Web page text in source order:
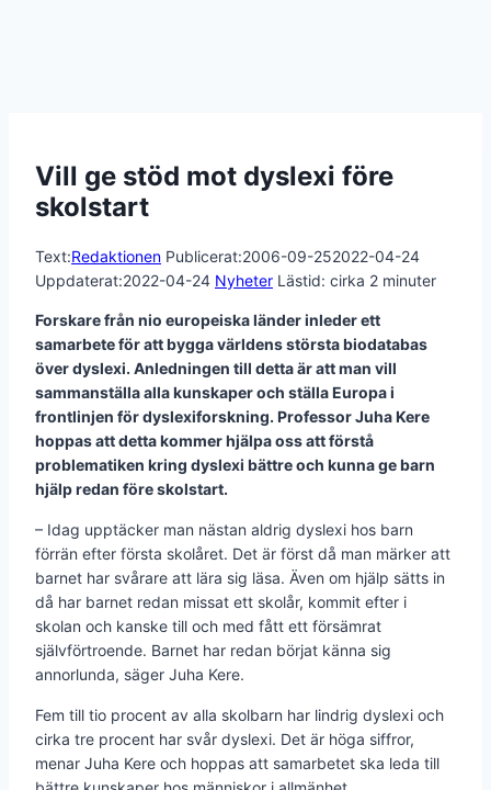
Vill ge stöd mot dyslexi före
skolstart
Text:Redaktionen Publicerat:2006-09-252022-04-24
Uppdaterat:2022-04-24 Nyheter Lästid: cirka 2 minuter
Forskare från nio europeiska länder inleder ett
samarbete för att bygga världens största biodatabas
över dyslexi. Anledningen till detta är att man vill
sammanställa alla kunskaper och ställa Europa i
frontlinjen för dyslexiforskning. Professor Juha Kere
hoppas att detta kommer hjälpa oss att förstå
problematiken kring dyslexi bättre och kunna ge barn
hjälp redan före skolstart.
– Idag upptäcker man nästan aldrig dyslexi hos barn
förrän efter första skolåret. Det är först då man märker att
barnet har svårare att lära sig läsa. Även om hjälp sätts in
då har barnet redan missat ett skolår, kommit efter i
skolan och kanske till och med fått ett försämrat
självförtroende. Barnet har redan börjat känna sig
annorlunda, säger Juha Kere.
Fem till tio procent av alla skolbarn har lindrig dyslexi och
cirka tre procent har svår dyslexi. Det är höga siffror,
menar Juha Kere och hoppas att samarbetet ska leda till